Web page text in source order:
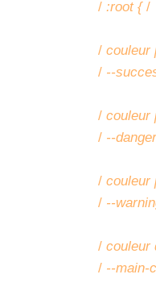
/ :root { /
/ couleur
/ --
/ couleur
/ --
/ couleur
/ --
/ couleur
/ --main-